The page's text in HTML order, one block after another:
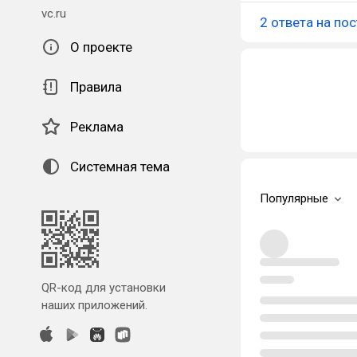
vc.ru
О проекте
Правила
Реклама
Системная тема
QR-код для установки
наших приложений.
2 ответа на
Популярные